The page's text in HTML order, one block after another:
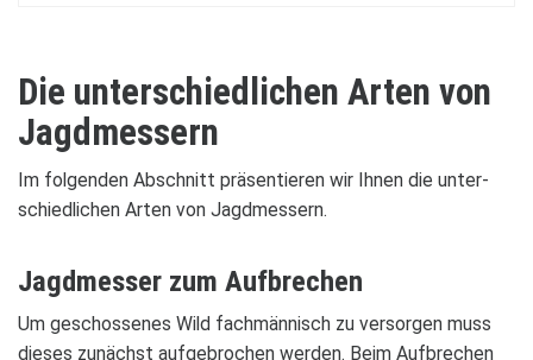
Die unter­schied­li­chen Arten von
Jagd­mes­sern
Im fol­gen­den Abschnitt prä­sen­tie­ren wir Ihnen die unter­
schied­li­chen Arten von Jagd­mes­sern.
Jagd­mes­ser zum Auf­bre­chen
Um geschos­se­nes Wild fach­män­nisch zu ver­sor­gen muss
die­ses zunächst auf­ge­bro­chen wer­den. Beim Auf­bre­chen